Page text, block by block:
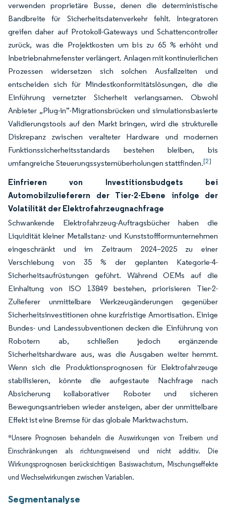
verwenden proprietäre Busse, denen die deterministische
Bandbreite für Sicherheitsdatenverkehr fehlt. Integratoren
greifen daher auf Protokoll-Gateways und Schattencontroller
zurück, was die Projektkosten um bis zu 65 % erhöht und
Inbetriebnahmefenster verlängert. Anlagen mit kontinuierlichen
Prozessen widersetzen sich solchen Ausfallzeiten und
entscheiden sich für Mindestkonformitätslösungen, die die
Einführung vernetzter Sicherheit verlangsamen. Obwohl
Anbieter „Plug-in”-Migrationsbrücken und simulationsbasierte
Validierungstools auf den Markt bringen, wird die strukturelle
Diskrepanz zwischen veralteter Hardware und modernen
Funktionssicherheitsstandards bestehen bleiben, bis
umfangreiche Steuerungssystemüberholungen stattfinden.[2]
Einfrieren von Investitionsbudgets bei
Automobilzulieferern der Tier-2-Ebene infolge der
Volatilität der Elektrofahrzeugnachfrage
Schwankende Elektrofahrzeug-Auftragsbücher haben die
Liquidität kleiner Metallstanz- und Kunststoffformunternehmen
eingeschränkt und im Zeitraum 2024–2025 zu einer
Verschiebung von 35 % der geplanten Kategorie-4-
Sicherheitsaufrüstungen geführt. Während OEMs auf die
Einhaltung von ISO 13849 bestehen, priorisieren Tier-2-
Zulieferer unmittelbare Werkzeugänderungen gegenüber
Sicherheitsinvestitionen ohne kurzfristige Amortisation. Einige
Bundes- und Landessubventionen decken die Einführung von
Robotern ab, schließen jedoch ergänzende
Sicherheitshardware aus, was die Ausgaben weiter hemmt.
Wenn sich die Produktionsprognosen für Elektrofahrzeuge
stabilisieren, könnte die aufgestaute Nachfrage nach
Absicherung kollaborativer Roboter und sicheren
Bewegungsantrieben wieder ansteigen, aber der unmittelbare
Effekt ist eine Bremse für das globale Marktwachstum.
*Unsere Prognosen behandeln die Auswirkungen von Treibern und
Einschränkungen als richtungsweisend und nicht additiv. Die
Wirkungsprognosen berücksichtigen Basiswachstum, Mischungseffekte
und Wechselwirkungen zwischen Variablen.
Segmentanalyse